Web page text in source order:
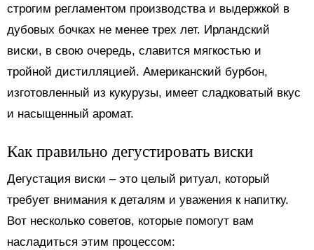
строгим регламентом производства и выдержкой в
дубовых бочках не менее трех лет. Ирландский
виски, в свою очередь, славится мягкостью и
тройной дистилляцией. Американский бурбон,
изготовленный из кукурузы, имеет сладковатый вкус
и насыщенный аромат.
Как правильно дегустировать виски
Дегустация виски – это целый ритуал, который
требует внимания к деталям и уважения к напитку.
Вот несколько советов, которые помогут вам
насладиться этим процессом: